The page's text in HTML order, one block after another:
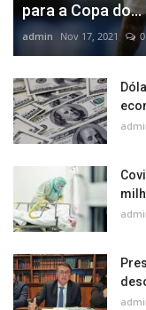
para a Copa do...
admin Nov 17, 2021 0